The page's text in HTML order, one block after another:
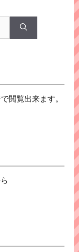
閲覧出来ます。